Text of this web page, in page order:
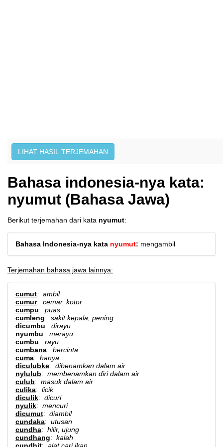
Bahasa indonesia-nya kata:
nyumut (Bahasa Jawa)
Berikut terjemahan dari kata nyumut:
Bahasa Indonesia-nya kata nyumut: mengambil
Terjemahan bahasa jawa lainnya:
cumut: ambil
cumur: cemar, kotor
cumpu: puas
cumleng: sakit kepala, pening
dicumbu: dirayu
nyumbu: merayu
cumbu: rayu
cumbana: bercinta
cuma: hanya
diculubke: dibenamkan dalam air
nylulub: membenamkan diri dalam air
culub: masuk dalam air
culika: licik
diculik: dicuri
nyulik: mencuri
dicumut: diambil
cundaka: utusan
cundha: hilir, ujung
cundhang: kalah